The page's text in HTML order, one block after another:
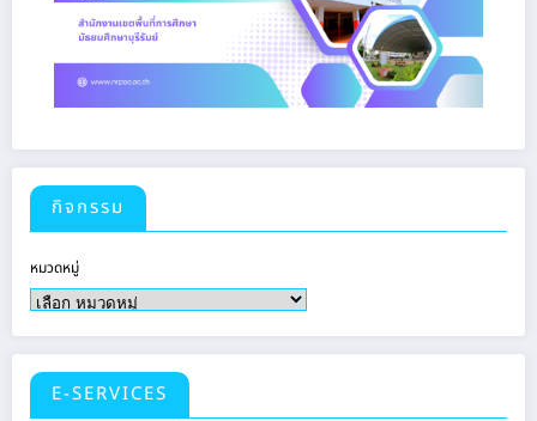
กิจกรรม
หมวดหมู่
E-SERVICES